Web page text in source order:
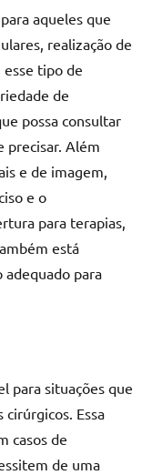
aqueles que
realização de
esse tipo de
de
possa consultar
precisar. Além
e de imagem,
e o
para terapias,
está
para
para situações que
Essa
casos de
de uma